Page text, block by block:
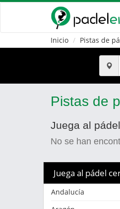
Inicio Pistas de
Pistas de
Juega al
No se han
Juega al pádel
Andalucía